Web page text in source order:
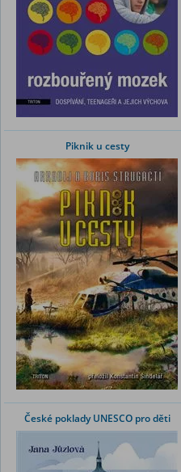
Piknik u cesty
České poklady UNESCO pro děti